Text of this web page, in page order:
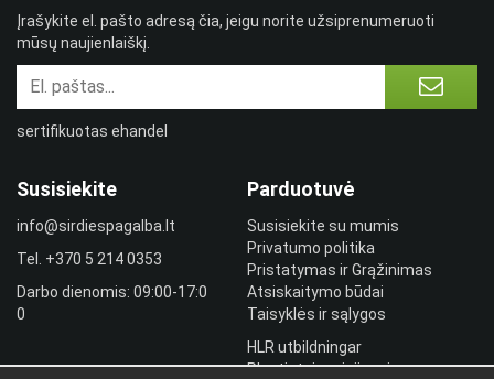
Susisiekite
info@sirdiespagalba.lt
Tel. +370 5 214 0353
Darbo dienomis: 09:00-17:0
0
Parduotuvė
Susisiekite su mumis
Privatumo politika
Pristatymas ir Grąžinimas
Atsiskaitymo būdai
Taisyklės ir sąlygos
HLR utbildningar
Plantintojo prisijungimas
Įrašykite el. pašto adresą čia, jeigu norite užsiprenumeruoti
mūsų naujienlaiškį.
sertifikuotas ehandel